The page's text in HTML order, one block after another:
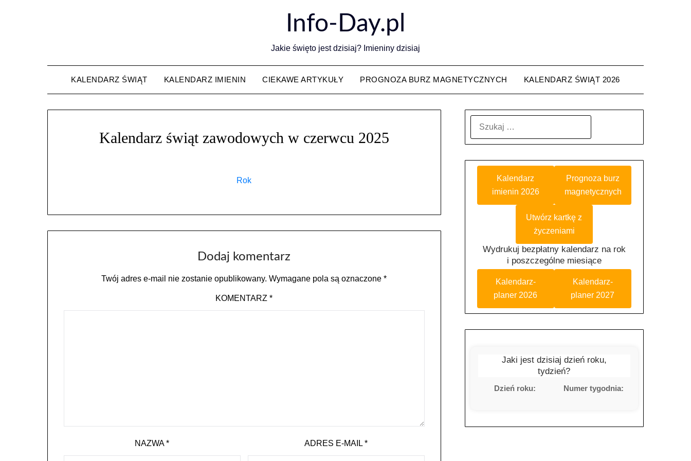
Info-Day.pl
Jakie święto jest dzisiaj? Imieniny dzisiaj
KALENDARZ ŚWIĄT KALENDARZ IMIENIN CIEKAWE ARTYKUŁY PROGNOZA BURZ MAGNETYCZNYCH KALENDARZ ŚWIĄT 2026
Kalendarz świąt zawodowych w czerwcu 2025
Rok
Dodaj komentarz
Twój adres e-mail nie zostanie opublikowany. Wymagane pola są oznaczone*
KOMENTARZ*
NAZWA* ADRES E-MAIL*
Kalendarz
imienin 2026
Prognoza burz
magnetycznych
Utwórz kartkę z
życzeniami
Wydrukuj bezpłatny kalendarz na rok
i poszczególne miesiące
Kalendarz-
planer 2026
Kalendarz-
planer 2027
Jaki jest dzisiaj dzień roku,
tydzień?
Dzień roku: Numer tygodnia: